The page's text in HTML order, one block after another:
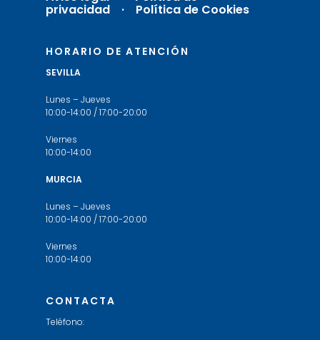
privacidad · Política de Cookies
HORARIO DE ATENCIÓN
SEVILLA
Lunes – Jueves
10:00-14:00 / 17:00-20:00
Viernes
10:00-14:00
MURCIA
Lunes – Jueves
10:00-14:00 / 17:00-20:00
Viernes
10:00-14:00
CONTACTA
Teléfono: